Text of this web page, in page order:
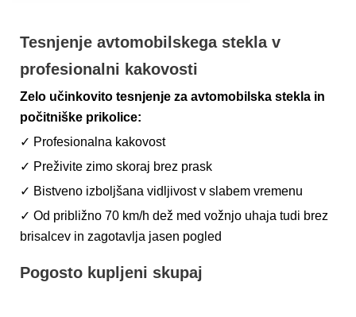
Tesnjenje avtomobilskega stekla v
profesionalni kakovosti
Zelo učinkovito tesnjenje za avtomobilska stekla in
počitniške prikolice:
✓ Profesionalna kakovost
✓ Preživite zimo skoraj brez prask
✓ Bistveno izboljšana vidljivost v slabem vremenu
✓ Od približno 70 km/h dež med vožnjo uhaja tudi brez
brisalcev in zagotavlja jasen pogled
Pogosto kupljeni skupaj